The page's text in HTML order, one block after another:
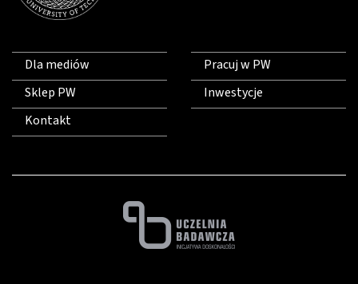
Dla mediów
Sklep PW
Kontakt
Pracuj w PW
Inwestycje